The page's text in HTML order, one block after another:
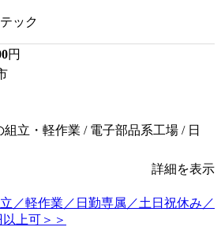
ック
円
組立・軽作業 / 電子部品系工場 / 日
詳細を表示